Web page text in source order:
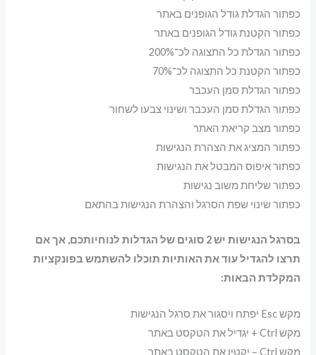
כפתור הגדלת גודל הגופנים באתר
כפתור הקטנת גודל הגופנים באתר
כפתור הגדלת כל התצוגה לכ־200%
כפתור הקטנת כל התצוגה לכ־70%
כפתור הגדלת סמן העכבר
כפתור הגדלת סמן העכבר ושינוי צבעו לשחור
כפתור מצב קריאת האתר
כפתור המציג את הצהרת הנגישות
כפתור איפוס המבטל את הנגישות
כפתור שליחת משוב נגישות
כפתור שינוי שפת הסרגל והצהרת הנגישות בהתאם
בסרגל הנגישות יש 2 סוגים של הגדלות לנוחיותכם, אך אם
תרצו להגדיל עוד את האותיות תוכלו להשתמש בפונקציות
המקלדת הבאות:
מקש Esc יפתח ויסגור את סרגל הנגישות
מקש Ctrl + יגדיל את הטקסט באתר
מקש Ctrl – יקטין את הטקסט באתר